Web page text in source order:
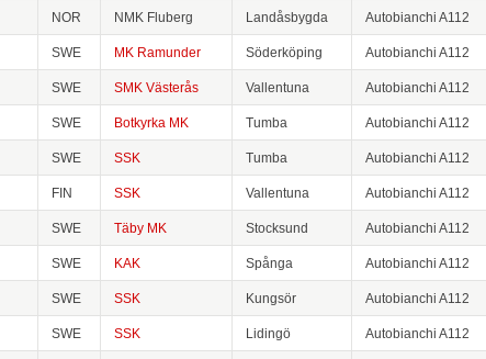
NOR NMK Fluberg Landåsbygda Autobianchi A112
SWE MK Ramunder Söderköping Autobianchi A112
SWE SMK Västerås Vallentuna Autobianchi A112
SWE Botkyrka MK Tumba Autobianchi A112
SWE SSK Tumba Autobianchi A112
FIN SSK Vallentuna Autobianchi A112
SWE Täby MK Stocksund Autobianchi A112
SWE KAK Spånga Autobianchi A112
SWE SSK Kungsör Autobianchi A112
SWE SSK Lidingö Autobianchi A112